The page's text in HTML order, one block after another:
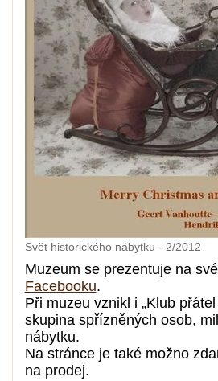
Svět historického nábytku - 2/2012
Muzeum se prezentuje na své
Facebooku.
Při muzeu vznikl i „Klub
skupina spřízněných osob,
nábytku.
Na stránce je také možno
na prodej.